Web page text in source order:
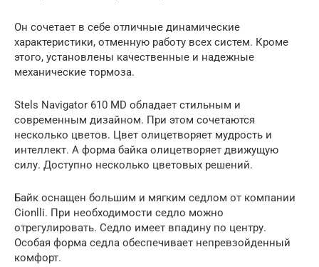
Он сочетает в себе отличные динамические
характеристики, отменную работу всех систем. Кроме
этого, установлены качественные и надежные
механические тормоза.
Stels Navigator 610 MD обладает стильным и
современным дизайном. При этом сочетаются
несколько цветов. Цвет олицетворяет мудрость и
интеллект. А форма байка олицетворяет движущую
силу. Доступно несколько цветовых решений.
Байк оснащен большим и мягким седлом от компании
Cionlli. При необходимости седло можно
отрегулировать. Седло имеет впадину по центру.
Особая форма седла обеспечивает непревзойденный
комфорт.